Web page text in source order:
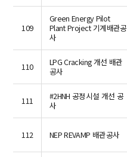
109
Green Energy Pilot
Plant Project 기계배관공
사
110
LPG Cracking 개선 배관
공사
111
#2HNH 공정시설 개선 공
사
112 NEP REVAMP 배관공사